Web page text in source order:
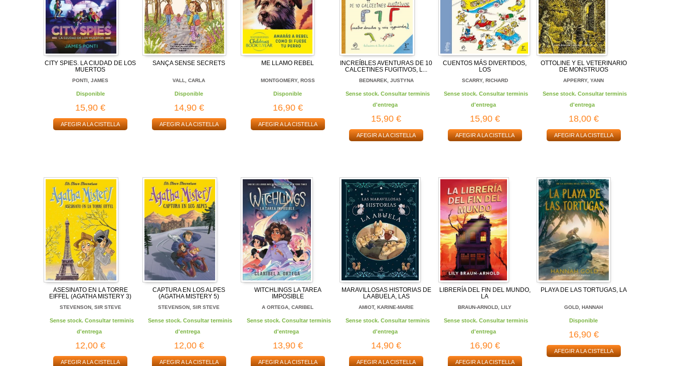
CITY SPIES. LA CIUDAD DE LOS
MUERTOS
PONTI, JAMES
Disponible
15,90 €
AFEGIR A LA CISTELLA
SANÇA SENSE SECRETS
VALL, CARLA
Disponible
14,90 €
AFEGIR A LA CISTELLA
ME LLAMO REBEL
MONTGOMERY, ROSS
Disponible
16,90 €
AFEGIR A LA CISTELLA
INCREÍBLES AVENTURAS DE 10
CALCETINES FUGITIVOS, L...
BEDNAREK, JUSTYNA
Sense stock. Consultar terminis
d'entrega
15,90 €
AFEGIR A LA CISTELLA
CUENTOS MÁS DIVERTIDOS,
LOS
SCARRY, RICHARD
Sense stock. Consultar terminis
d'entrega
15,90 €
AFEGIR A LA CISTELLA
OTTOLINE Y EL VETERINARIO
DE MONSTRUOS
APPERRY, YANN
Sense stock. Consultar terminis
d'entrega
18,00 €
AFEGIR A LA CISTELLA
ASESINATO EN LA TORRE
EIFFEL (AGATHA MISTERY 3)
STEVENSON, SIR STEVE
Sense stock. Consultar terminis
d'entrega
12,00 €
AFEGIR A LA CISTELLA
CAPTURA EN LOS ALPES
(AGATHA MISTERY 5)
STEVENSON, SIR STEVE
Sense stock. Consultar terminis
d'entrega
12,00 €
AFEGIR A LA CISTELLA
WITCHLINGS LA TAREA
IMPOSIBLE
A ORTEGA, CARIBEL
Sense stock. Consultar terminis
d'entrega
13,90 €
AFEGIR A LA CISTELLA
MARAVILLOSAS HISTORIAS DE
LA ABUELA, LAS
AMIOT, KARINE-MARIE
Sense stock. Consultar terminis
d'entrega
14,90 €
AFEGIR A LA CISTELLA
LIBRERÍA DEL FIN DEL MUNDO,
LA
BRAUN-ARNOLD, LILY
Sense stock. Consultar terminis
d'entrega
16,90 €
AFEGIR A LA CISTELLA
PLAYA DE LAS TORTUGAS, LA
GOLD, HANNAH
Disponible
16,90 €
AFEGIR A LA CISTELLA